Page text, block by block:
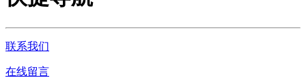
联系我们
在线留言